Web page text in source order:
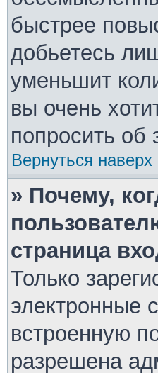
быстрее
добьетесь
уменьшит
вы очень
попросить
Вернуться наверх
» Почему,
страница
Только
электронные
встроенную
разрешена